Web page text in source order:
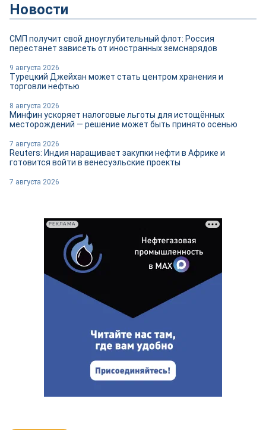
Новости
СМП получит свой дноуглубительный флот: Россия
перестанет зависеть от иностранных земснарядов
9 августа 2026
Турецкий Джейхан может стать центром хранения и
торговли нефтью
8 августа 2026
Минфин ускоряет налоговые льготы для истощённых
месторождений — решение может быть принято осенью
7 августа 2026
Reuters: Индия наращивает закупки нефти в Африке и
готовится войти в венесуэльские проекты
7 августа 2026
РЕКЛАМА